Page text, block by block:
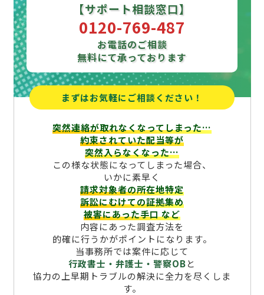
【サポート相談窓口】
0120-769-487
お電話のご相談
無料にて承っております
まずはお気軽にご相談ください！
突然連絡が取れなくなってしまった…
約束されていた配当等が
突然入らなくなった…
この様な状態になってしまった場合、
いかに素早く
請求対象者の所在地特定
訴訟にむけての証拠集め
被害にあった手口など
内容にあった調査方法を
的確に行うかがポイントになります。
当事務所では案件に応じて
行政書士・弁護士・警察OBと
協力の上早期トラブルの解決に全力を尽くしま
す。